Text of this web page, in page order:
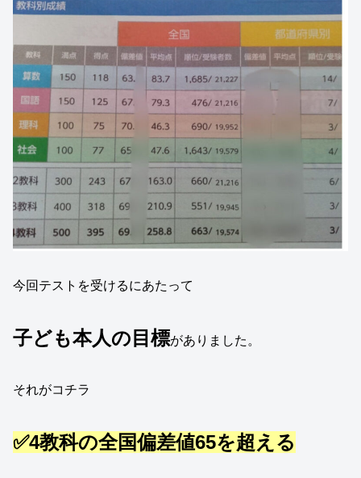
今回テストを受けるにあたって
子ども本人の目標がありました。
それがコチラ
✅4教科の全国偏差値65を超える